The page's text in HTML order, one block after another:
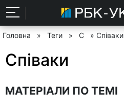
Головна » Теги » С » Співаки
Співаки
МАТЕРІАЛИ ПО ТЕМІ